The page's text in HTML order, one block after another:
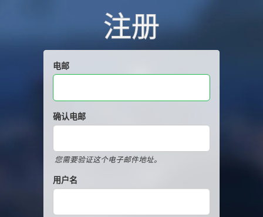
注册
电邮
确认电邮
您需要验证这个电子邮件地址。
用户名